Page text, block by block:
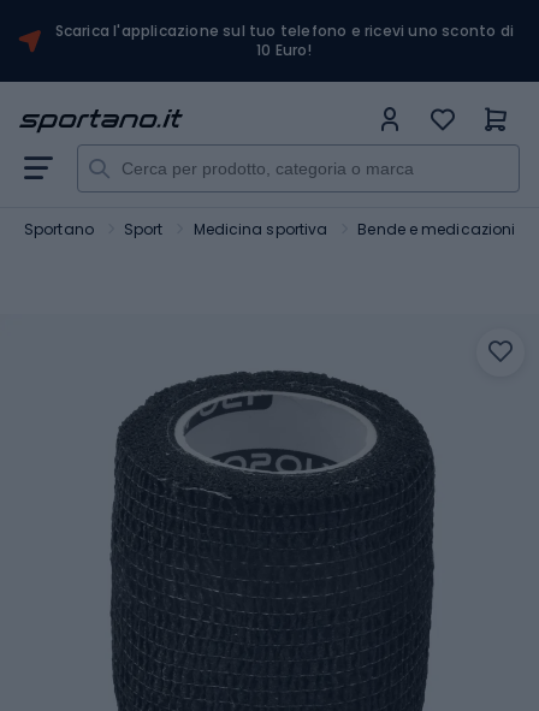
Scarica l'applicazione sul tuo telefono e ricevi uno sconto di
10 Euro!
Sportano Sport Medicina sportiva Bende e medicazioni